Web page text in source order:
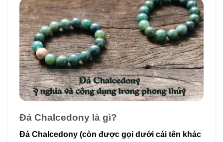
Đá Chalcedony là gì?
Đá Chalcedony (còn được gọi dưới cái tên khác